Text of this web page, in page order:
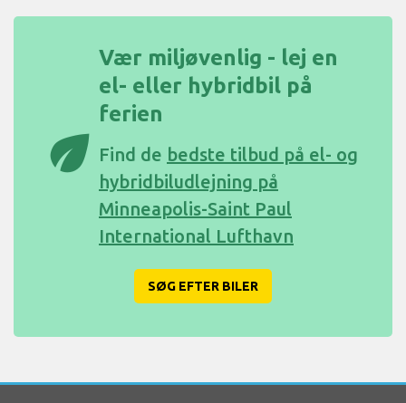
eco
Vær miljøvenlig - lej en
el- eller hybridbil på
ferien
Find de bedste tilbud på el- og
hybridbiludlejning på
Minneapolis-Saint Paul
International Lufthavn
SØG EFTER BILER